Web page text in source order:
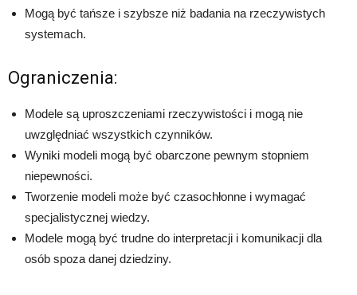
Mogą być tańsze i szybsze niż badania na rzeczywistych
systemach.
Ograniczenia:
Modele są uproszczeniami rzeczywistości i mogą nie
uwzględniać wszystkich czynników.
Wyniki modeli mogą być obarczone pewnym stopniem
niepewności.
Tworzenie modeli może być czasochłonne i wymagać
specjalistycznej wiedzy.
Modele mogą być trudne do interpretacji i komunikacji dla
osób spoza danej dziedziny.